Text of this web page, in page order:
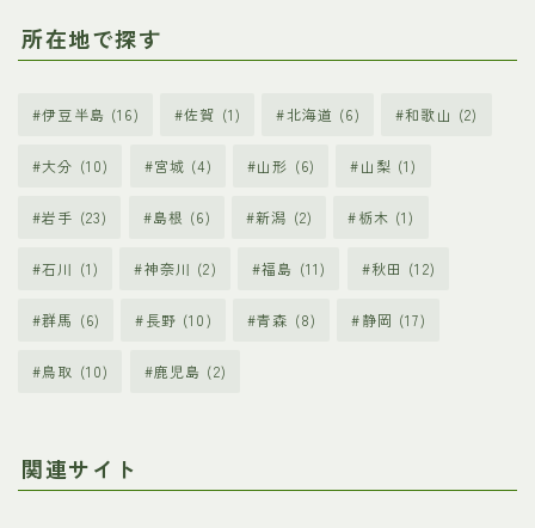
所在地で探す
伊豆半島 (16) 佐賀 (1) 北海道 (6) 和歌山 (2)
大分 (10) 宮城 (4) 山形 (6) 山梨 (1)
岩手 (23) 島根 (6) 新潟 (2) 栃木 (1)
石川 (1) 神奈川 (2) 福島 (11) 秋田 (12)
群馬 (6) 長野 (10) 青森 (8) 静岡 (17)
鳥取 (10) 鹿児島 (2)
関連サイト